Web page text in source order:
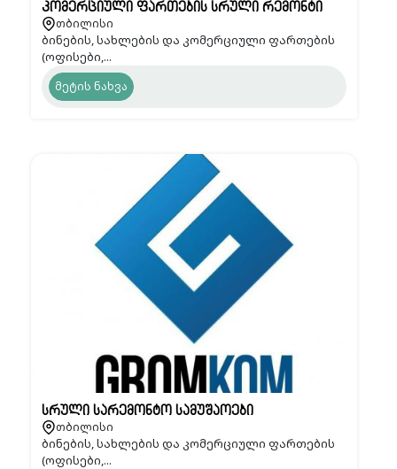
კომერციული ფართების სრული რემონტი
თბილისი
ბინების, სახლების და კომერციული ფართების
(ოფისები,...
მეტის ნახვა
სრული სარემონტო სამუშაოები
თბილისი
ბინების, სახლების და კომერციული ფართების
(ოფისები,...